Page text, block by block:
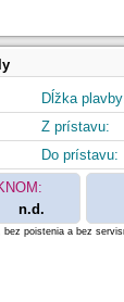
Dĺžka
Z prístavu:
Do prístavu:
n.d.
poistenia a bez